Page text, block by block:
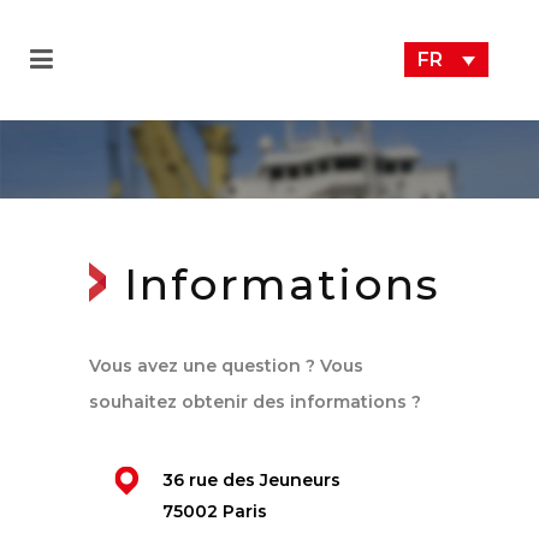
FR
Informations
Vous avez une question ? Vous
souhaitez obtenir des informations ?
36 rue des Jeuneurs
75002 Paris